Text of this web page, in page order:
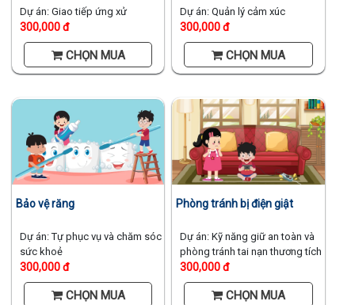
Dự án: Giao tiếp ứng xử
300,000 đ
CHỌN MUA
Dự án: Quản lý cảm xúc
300,000 đ
CHỌN MUA
Bảo vệ răng
Dự án: Tự phục vụ và chăm sóc
sức khoẻ
300,000 đ
CHỌN MUA
Phòng tránh bị điện giật
Dự án: Kỹ năng giữ an toàn và
phòng tránh tai nạn thương tích
300,000 đ
CHỌN MUA